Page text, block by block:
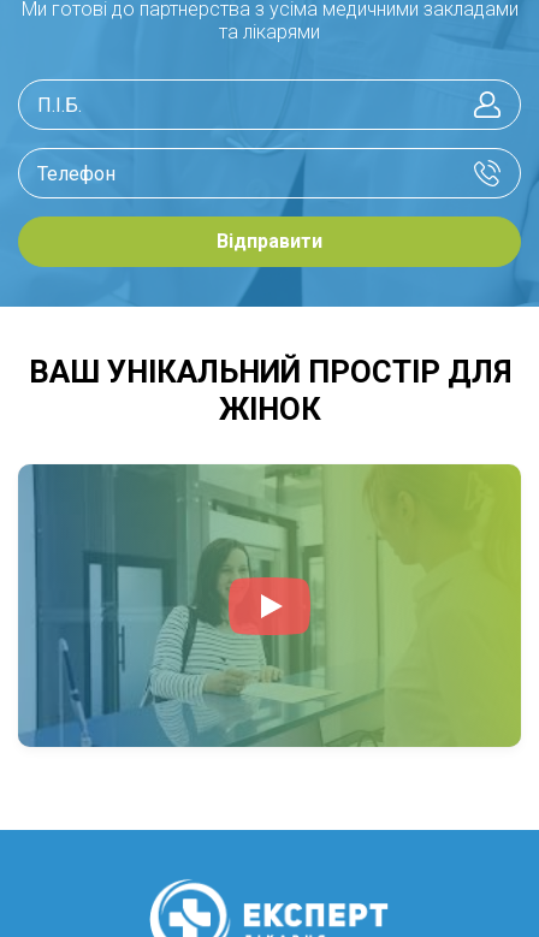
Ми готові до партнерства з усіма медичними закладами
та лікарями
Відправити
ВАШ УНІКАЛЬНИЙ ПРОСТІР ДЛЯ
ЖІНОК